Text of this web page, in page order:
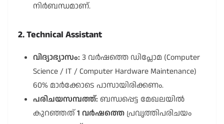
നിർബന്ധമാണ്.
2. Technical Assistant
വിദ്യാഭ്യാസം: 3 വർഷത്തെ ഡിപ്ലോമ (Computer
Science / IT / Computer Hardware Maintenance)
60% മാർക്കോടെ പാസായിരിക്കണം.
പരിചയസമ്പത്ത്: ബന്ധപ്പെട്ട മേഖലയിൽ
കുറഞ്ഞത്1 വർഷത്തെ പ്രവൃത്തിപരിചയം